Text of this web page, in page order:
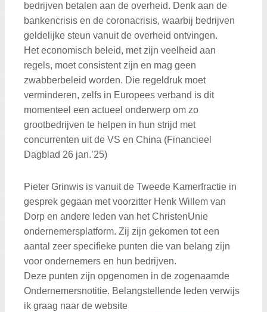
bedrijven betalen aan de overheid. Denk aan de
bankencrisis en de coronacrisis, waarbij bedrijven
geldelijke steun vanuit de overheid ontvingen.
Het economisch beleid, met zijn veelheid aan
regels, moet consistent zijn en mag geen
zwabberbeleid worden. Die regeldruk moet
verminderen, zelfs in Europees verband is dit
momenteel een actueel onderwerp om zo
grootbedrijven te helpen in hun strijd met
concurrenten uit de VS en China (Financieel
Dagblad 26 jan.’25)
Pieter Grinwis is vanuit de Tweede Kamerfractie in
gesprek gegaan met voorzitter Henk Willem van
Dorp en andere leden van het ChristenUnie
ondernemersplatform. Zij zijn gekomen tot een
aantal zeer specifieke punten die van belang zijn
voor ondernemers en hun bedrijven.
Deze punten zijn opgenomen in de zogenaamde
Ondernemersnotitie. Belangstellende leden verwijs
ik graag naar de website